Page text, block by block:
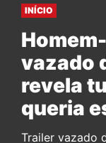
INÍCIO
vazado
revela
queria
Trailer vazado